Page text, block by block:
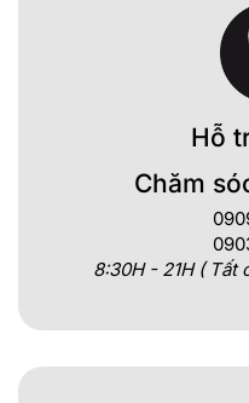
Hỗ
Chăm
8:30H - 21H ( Tất